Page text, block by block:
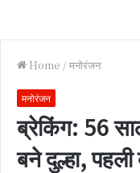
Home /मनोरंजन
मनोरंजन
ब्रेकिंग: 56
बने दुल्हा, पहली